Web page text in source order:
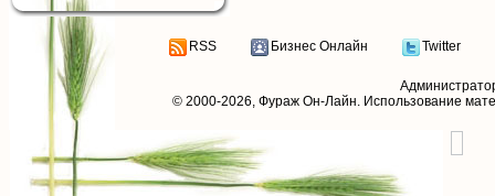
RSS Бизнес Онлайн Twitter
© 2000-2026, Фураж Он-Лайн. Использование